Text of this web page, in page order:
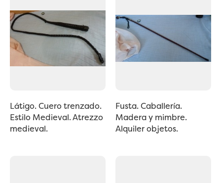
Látigo. Cuero trenzado.
Estilo Medieval. Atrezzo
medieval.
Fusta. Caballería.
Madera y mimbre.
Alquiler objetos.